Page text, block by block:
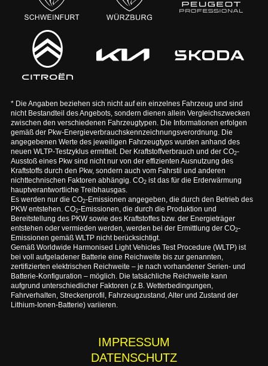
* Die Angaben beziehen sich nicht auf ein einzelnes Fahrzeug und sind
nicht Bestandteil des Angebots, sondern dienen allein Vergleichszwecken
zwischen den verschiedenen Fahrzeugtypen. Die Informationen erfolgen
gemäß der Pkw-Energieverbrauchskennzeichnungsverordnung. Die
angegebenen Werte des jeweiligen Fahrzeugtyps wurden anhand des
neuen WLTP-Testzyklus ermittelt. Der Kraftstoffverbrauch und der CO2-
Ausstoß eines Pkw sind nicht nur von der effizienten Ausnutzung des
Kraftstoffs durch den Pkw, sondern auch vom Fahrstil und anderen
nichttechnischen Faktoren abhängig. CO2ist das für die Erderwärmung
hauptverantwortliche Treibhausgas.
Es werden nur die CO2-Emissionen angegeben, die durch den Betrieb des
PKW entstehen. CO2-Emissionen, die durch die Produktion und
Bereitstellung des PKW sowie des Kraftstoffes bzw. der Energieträger
entstehen oder vermieden werden, werden bei der Ermittlung der CO2-
Emissionen gemäß WLTP nicht berücksichtigt.
Gemäß Worldwide Harmonised Light Vehicles Test Procedure (WLTP) ist
bei voll aufgeladener Batterie eine Reichweite bis zur genannten,
zertifizierten elektrischen Reichweite – je nach vorhandener Serien- und
Batterie-Konfiguration – möglich. Die tatsächliche Reichweite kann
aufgrund unterschiedlicher Faktoren (z.B. Wetterbedingungen,
Fahrverhalten, Streckenprofil, Fahrzeugzustand, Alter und Zustand der
Lithium-Ionen-Batterie) variieren.
IMPRESSUM
DATENSCHUTZ